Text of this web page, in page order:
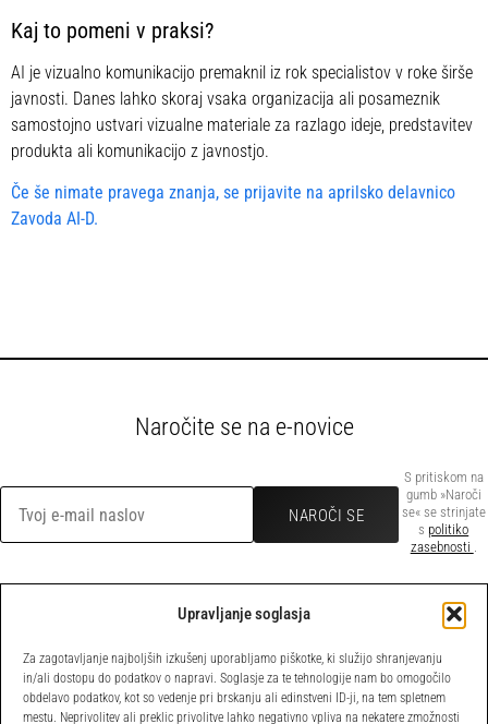
Upravljanje soglasja
Za zagotavljanje najboljših izkušenj uporabljamo piškotke, ki služijo shranjevanju
in/ali dostopu do podatkov o napravi. Soglasje za te tehnologije nam bo omogočilo
obdelavo podatkov, kot so vedenje pri brskanju ali edinstveni ID-ji, na tem spletnem
mestu. Neprivolitev ali preklic privolitve lahko negativno vpliva na nekatere zmožnosti
Kaj to pomeni v praksi?
AI je vizualno komunikacijo premaknil iz rok specialistov v roke širše
javnosti. Danes lahko skoraj vsaka organizacija ali posameznik
samostojno ustvari vizualne materiale za razlago ideje, predstavitev
produkta ali komunikacijo z javnostjo.
Če še nimate pravega znanja, se prijavite na aprilsko delavnico
Zavoda AI-D.
Naročite se na e-novice
S pritiskom na
gumb »Naroči
se« se strinjate
s politiko
zasebnosti
POVEZAVE
Domov
Novice
Pravilnik o
piškotkih